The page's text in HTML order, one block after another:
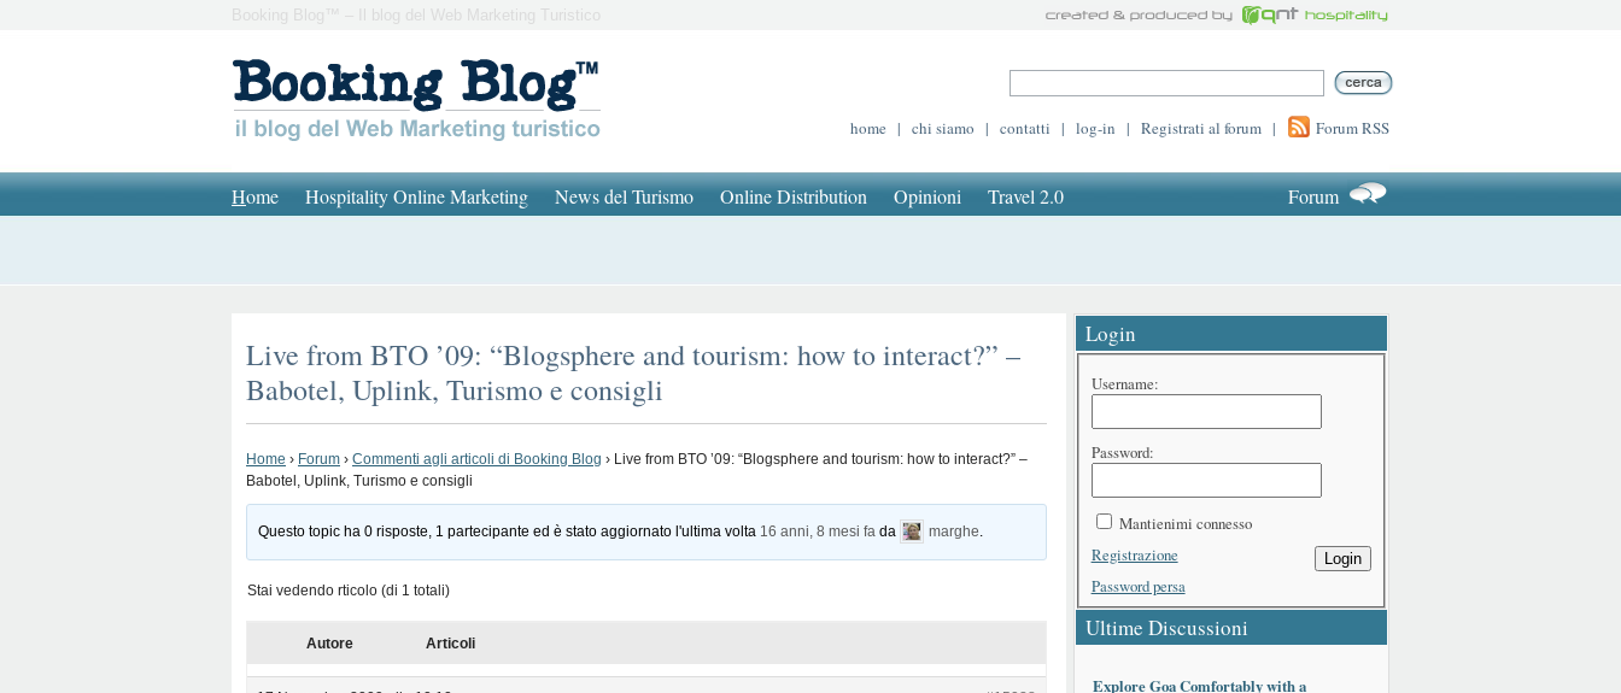
Booking Blog™ – Il blog del Web Marketing Turistico
home | chi siamo | contatti | log-in | Registrati al forum | Forum RSS
Home Hospitality Online Marketing News del Turismo Online Distribution Opinioni Travel 2.0 Forum
Live from BTO ’09: “Blogsphere and tourism: how to interact?” –
Babotel, Uplink, Turismo e consigli
Home › Forum › Commenti agli articoli di Booking Blog › Live from BTO ’09: “Blogsphere and tourism: how to interact?” –
Babotel, Uplink, Turismo e consigli
Questo topic ha 0 risposte, 1 partecipante ed è stato aggiornato l'ultima volta 16 anni, 8 mesi fa da marghe
Stai vedendo rticolo (di 1 totali)
Autore Articoli
Login
Username:
Password:
Mantienimi connesso
Login
Registrazione
Password persa
Ultime Discussioni
Explore Goa Comfortably with a